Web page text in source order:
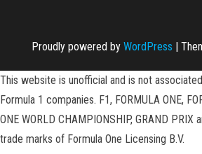
Proudly powered by WordPress |
This website is unofficial and is not
Formula 1 companies. F1, FORMULA ONE,
ONE WORLD CHAMPIONSHIP, GRAND PRIX
trade marks of Formula One Licensing B.V.